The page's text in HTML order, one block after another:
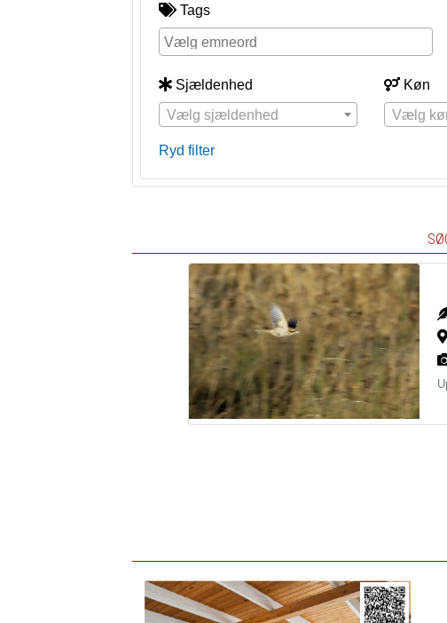
Tags
Sjældenhed
Vælg sjældenhed
Køn
Vælg
Ryd filter